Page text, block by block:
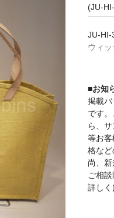
(JU-
JU-HI-
ウィ
■お知
掲載
です
ら、
等お
格など
尚、
ご相
詳し